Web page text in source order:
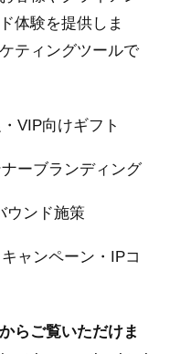
体験を提供しま
ティングツールで
VIP向けギフト
ーブランディング
ウンド施策
ャンペーン・IPコ
らご覧いただけま